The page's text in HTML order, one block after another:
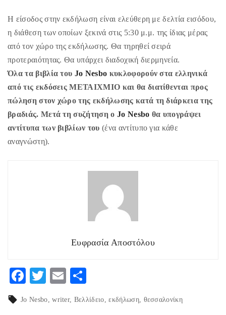
Η είσοδος στην εκδήλωση είναι ελεύθερη με δελτία εισόδου,
η διάθεση των οποίων ξεκινά στις 5:30 μ.μ. της ίδιας μέρας
από τον χώρο της εκδήλωσης. Θα τηρηθεί σειρά
προτεραιότητας. Θα υπάρχει διαδοχική διερμηνεία.
Όλα τα βιβλία του Jo Nesbo κυκλοφορούν στα ελληνικά
από τις εκδόσεις ΜΕΤΑΙΧΜΙΟ και θα διατίθενται προς
πώληση στον χώρο της εκδήλωσης κατά τη διάρκεια της
βραδιάς. Μετά τη συζήτηση ο Jo Nesbo θα υπογράψει
αντίτυπα των βιβλίων του(ένα αντίτυπο για κάθε
αναγνώστη).
Ευφρασία Αποστόλου
F
ac
eb
T
itt
E
m
ai
οι
ρ
Jo Nesbo writer Βελλίδειο εκδήλωση θεσσαλονίκη